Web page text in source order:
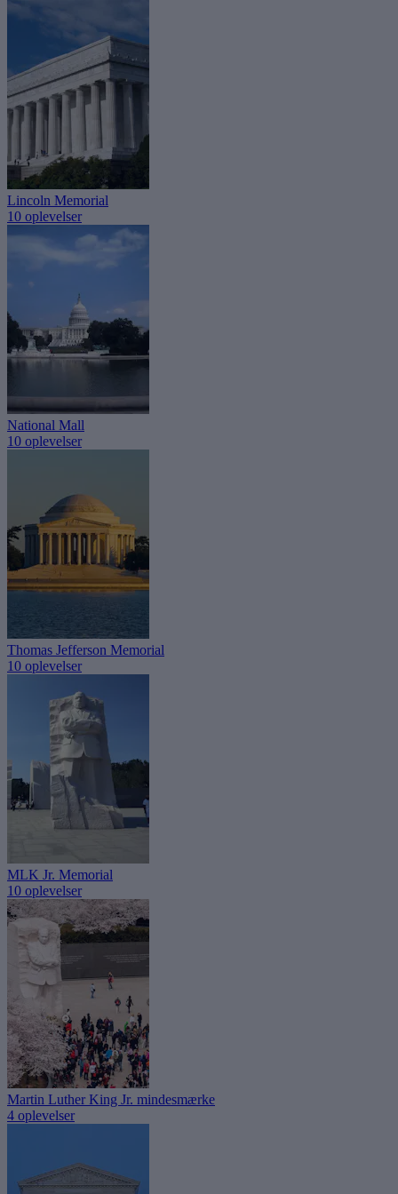
Lincoln Memorial
10 oplevelser
National Mall
10 oplevelser
Thomas Jefferson Memorial
10 oplevelser
MLK Jr. Memorial
10 oplevelser
Martin Luther King Jr. mindesmærke
4 oplevelser